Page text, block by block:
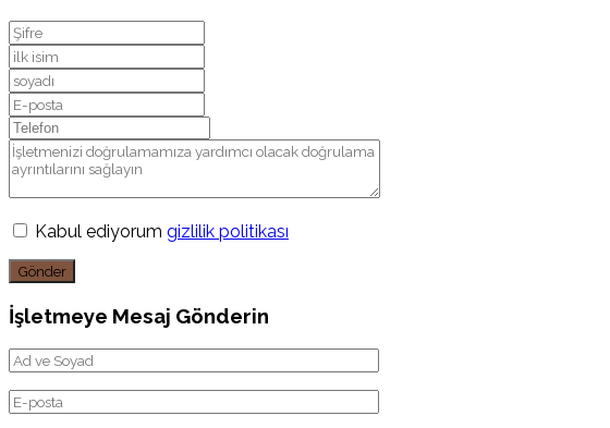
Kabul ediyorum gizlilik politikası
Gönder
İşletmeye Mesaj Gönderin